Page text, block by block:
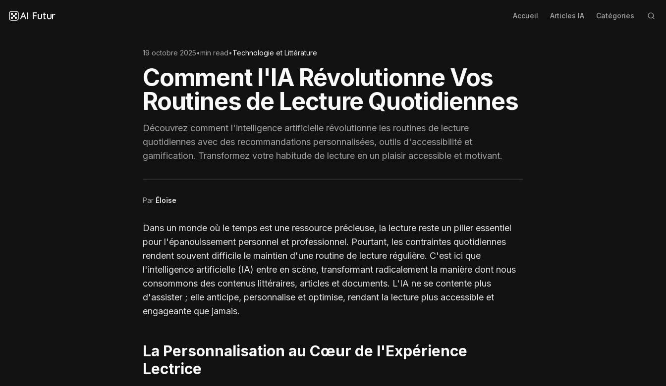
AI Futur Accueil Articles IA Catégories
19 octobre 2025•min read•Technologie et Littérature
Comment l'IA Révolutionne Vos
Routines de Lecture Quotidiennes
Découvrez comment l'intelligence artificielle révolutionne les routines de lecture
quotidiennes avec des recommandations personnalisées, outils d'accessibilité et
gamification. Transformez votre habitude de lecture en un plaisir accessible et motivant.
Par Éloïse
Dans un monde où le temps est une ressource précieuse, la lecture reste un pilier essentiel
pour l'épanouissement personnel et professionnel. Pourtant, les contraintes quotidiennes
rendent souvent difficile le maintien d'une routine de lecture régulière. C'est ici que
l'intelligence artificielle (IA) entre en scène, transformant radicalement la manière dont nous
consommons des contenus littéraires, articles et documents. L'IA ne se contente plus
d'assister ; elle anticipe, personnalise et optimise, rendant la lecture plus accessible et
engageante que jamais.
La Personnalisation au Cœur de l'Expérience
Lectrice